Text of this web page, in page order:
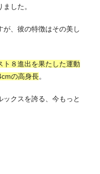
した。
、彼の特徴はその美し
ト８進出を果たした運動
の高身長。
クスを誇る、今もっと